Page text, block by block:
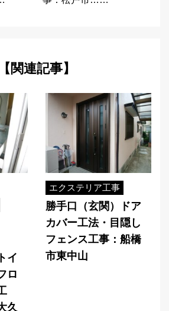
【関連記事】
イ
ロ
久
エクステリア工事
勝手口（玄関）ドア
カバー工法・目隠し
フェンス工事：船橋
市東中山